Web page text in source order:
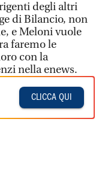
degli altri
di Bilancio, non
e Meloni vuole
faremo le
con la
nella enews.
CLICCA QUI